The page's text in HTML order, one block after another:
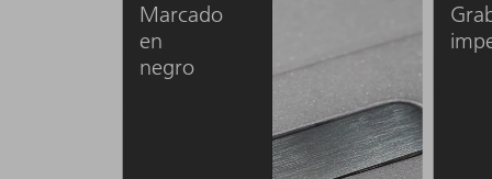
Marcado
en
negro